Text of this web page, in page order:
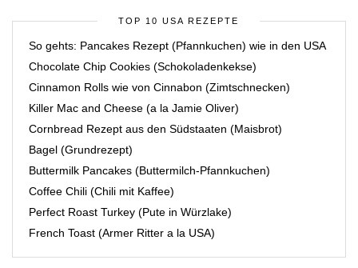
TOP 10 USA REZEPTE
So gehts: Pancakes Rezept (Pfannkuchen) wie in den USA
Chocolate Chip Cookies (Schokoladenkekse)
Cinnamon Rolls wie von Cinnabon (Zimtschnecken)
Killer Mac and Cheese (a la Jamie Oliver)
Cornbread Rezept aus den Südstaaten (Maisbrot)
Bagel (Grundrezept)
Buttermilk Pancakes (Buttermilch-Pfannkuchen)
Coffee Chili (Chili mit Kaffee)
Perfect Roast Turkey (Pute in Würzlake)
French Toast (Armer Ritter a la USA)